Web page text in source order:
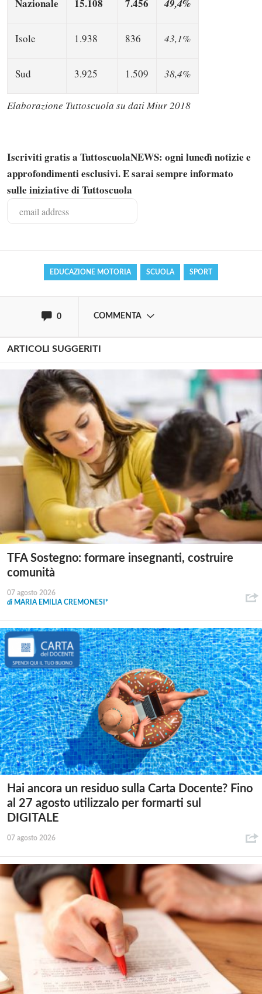
Nazionale 15.108 7.456 49,4%
Isole 1.938 836 43,1%
Sud 3.925 1.509 38,4%
Elaborazione Tuttoscuola su dati Miur 2018
Iscriviti gratis a TuttoscuolaNEWS: ogni lunedì notizie e
approfondimenti esclusivi. E sarai sempre informato
sulle iniziative di Tuttoscuola
EDUCAZIONE MOTORIA SCUOLA SPORT
0 COMMENTA
Solo gli utenti registrati possono
commentare!
ARTICOLI SUGGERITI
TFA Sostegno: formare insegnanti, costruire
comunità
07 agosto 2026
di MARIA EMILIA CREMONESI*
Hai ancora un residuo sulla Carta Docente? Fino
al 27 agosto utilizzalo per formarti sul
DIGITALE
07 agosto 2026